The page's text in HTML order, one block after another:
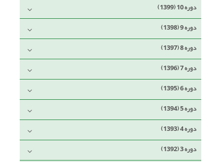
دوره 10 (1399)
دوره 9 (1398)
دوره 8 (1397)
دوره 7 (1396)
دوره 6 (1395)
دوره 5 (1394)
دوره 4 (1393)
دوره 3 (1392)